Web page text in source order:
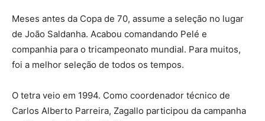
Meses antes da Copa de 70, assume a seleção no lugar
de João Saldanha. Acabou comandando Pelé e
companhia para o tricampeonato mundial. Para muitos,
foi a melhor seleção de todos os tempos.
O tetra veio em 1994. Como coordenador técnico de
Carlos Alberto Parreira, Zagallo participou da campanha